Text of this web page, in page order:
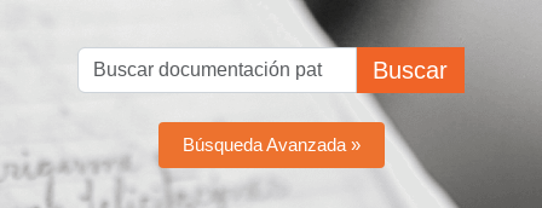
Buscar
Búsqueda Avanzada »